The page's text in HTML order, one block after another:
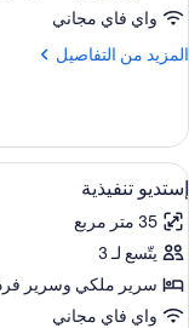
غرفتا
نوم
استحمام
بنظام
دفع
المياه
واي فاي مجاني
المزيد من التفاصيل
المزيد
شقة
غرفتا
نوم
بحوض
استحمام
بنظام
دفع
استعراض
جميع
صور
إستديو
تنفيذية
4
إستديو تنفيذية
35 متر مربع
يتّسع لـ 3
سرير ملكي‫‬ وسرير
واي فاي مجاني